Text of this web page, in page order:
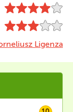
Ligenza